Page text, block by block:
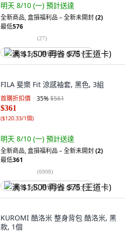
明天 8/10 (一) 預計送達
全新商品,盒損福利品 – 全新未開封(2)
最低576
(27)
满 $1,500 再省 $75 (王道卡)
FILA 斐樂 Fit 涼感袖套, 黑色, 3組
首購折扣價 35%$561
$361
($120.33/1個)
明天 8/10 (一) 預計送達
全新商品,盒損福利品 – 全新未開封(2)
最低361
(6908)
满 $1,500 再省 $75 (王道卡)
KUROMI 酷洛米 整身背包 酷洛米, 黑
款, 1個